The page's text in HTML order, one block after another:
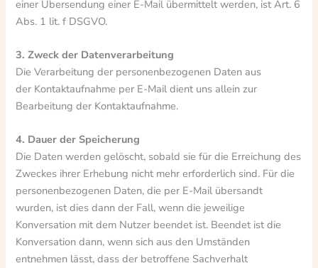
einer Übersendung einer E-Mail übermittelt werden, ist Art. 6
Abs. 1 lit. f DSGVO.
3. Zweck der Datenverarbeitung
Die Verarbeitung der personenbezogenen Daten aus
der Kontaktaufnahme per E-Mail dient uns allein zur
Bearbeitung der Kontaktaufnahme.
4. Dauer der Speicherung
Die Daten werden gelöscht, sobald sie für die Erreichung des
Zweckes ihrer Erhebung nicht mehr erforderlich sind. Für die
personenbezogenen Daten, die per E-Mail übersandt
wurden, ist dies dann der Fall, wenn die jeweilige
Konversation mit dem Nutzer beendet ist. Beendet ist die
Konversation dann, wenn sich aus den Umständen
entnehmen lässt, dass der betroffene Sachverhalt